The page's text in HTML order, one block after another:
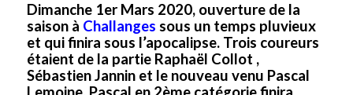
Dimanche 1er Mars 2020, ouverture de la
saison à Challanges sous un temps pluvieux
et qui finira sous l’apocalipse. Trois coureurs
étaient de la partie Raphaël Collot ,
Sébastien Jannin et le nouveau venu Pascal